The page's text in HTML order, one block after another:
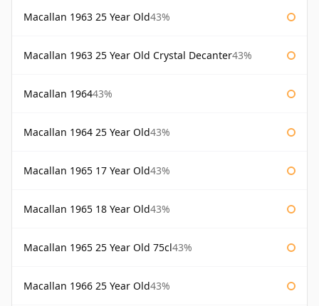
Macallan 1963 25 Year Old43%
Macallan 1963 25 Year Old Crystal Decanter43%
Macallan 196443%
Macallan 1964 25 Year Old43%
Macallan 1965 17 Year Old43%
Macallan 1965 18 Year Old43%
Macallan 1965 25 Year Old 75cl43%
Macallan 1966 25 Year Old43%